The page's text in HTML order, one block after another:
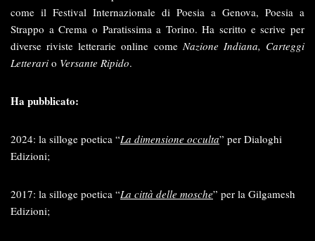
come il Festival Internazionale di Poesia a Genova, Poesia a
Strappo a Crema o Paratissima a Torino. Ha scritto e scrive per
diverse riviste letterarie online comeNazione Indiana, Carteggi
Letterari o Versante Ripido.
Ha pubblicato:
2024: la silloge poetica “La dimensione occulta” per Dialoghi
Edizioni;
2017: la silloge poetica “La città delle mosche” per la Gilgamesh
Edizioni;